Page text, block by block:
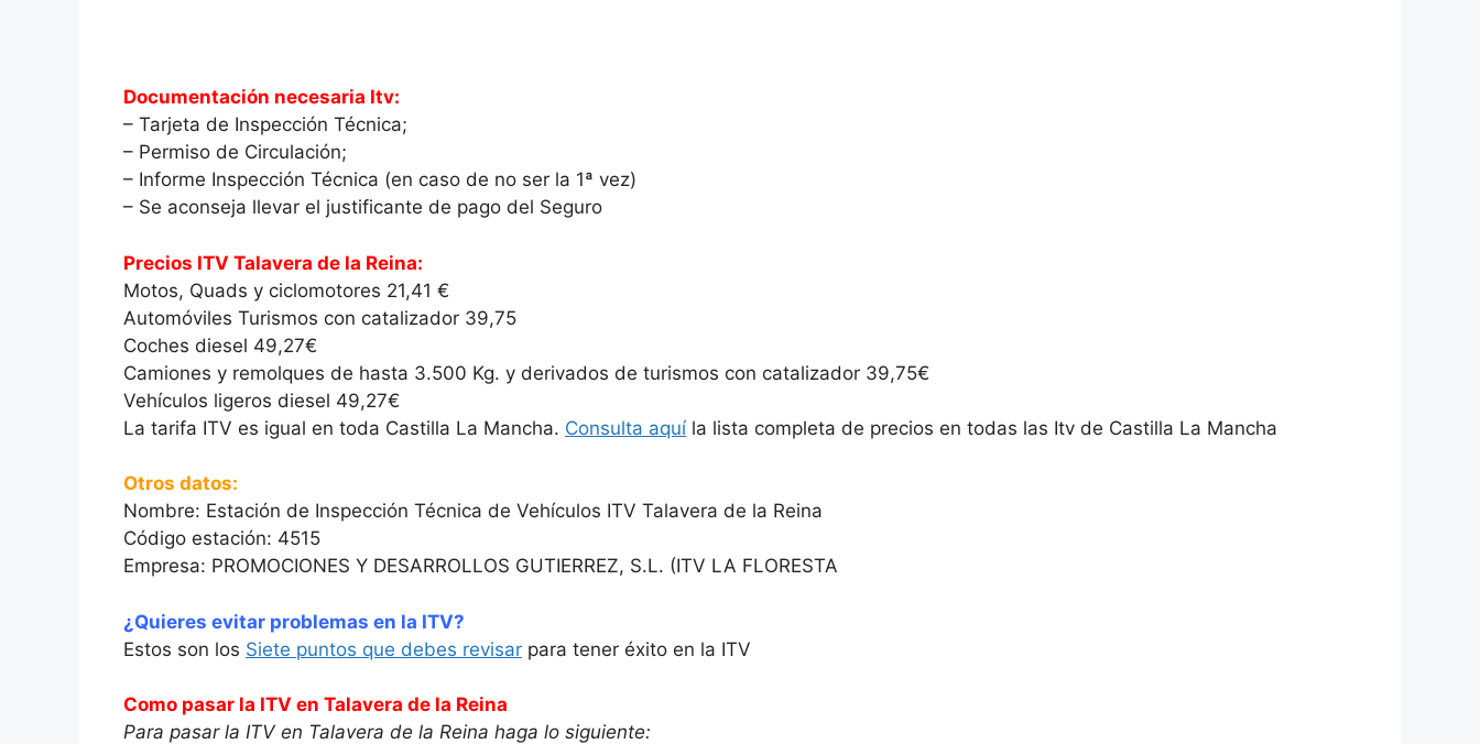
Documentación necesaria Itv:
– Tarjeta de Inspección Técnica;
– Permiso de Circulación;
– Informe Inspección Técnica (en caso de no ser la 1ª vez)
– Se aconseja llevar el justificante de pago del Seguro
Precios ITV Talavera de la Reina:
Motos, Quads y ciclomotores 21,41 €
Automóviles Turismos con catalizador 39,75
Coches diesel 49,27€
Camiones y remolques de hasta 3.500 Kg. y derivados de turismos con catalizador 39,75€
Vehículos ligeros diesel 49,27€
La tarifa ITV es igual en toda Castilla La Mancha. Consulta aquíla lista completa de precios en todas las Itv de Castilla La Mancha
Otros datos:
Nombre: Estación de Inspección Técnica de Vehículos ITV Talavera de la Reina
Código estación: 4515
Empresa: PROMOCIONES Y DESARROLLOS GUTIERREZ, S.L. (ITV LA FLORESTA
¿Quieres evitar problemas en la ITV?
Estos son los Siete puntos que debes revisar para tener éxito en la ITV
Como pasar la ITV en Talavera de la Reina
Para pasar la ITV en Talavera de la Reina haga lo siguiente: